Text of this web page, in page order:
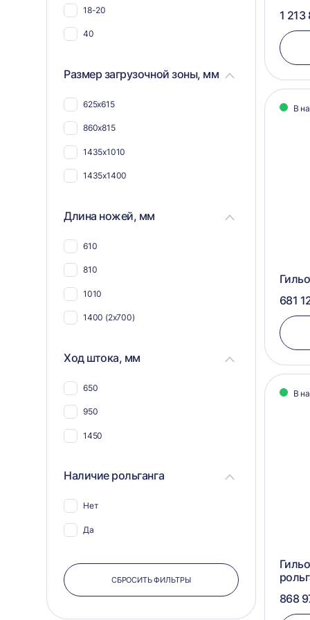
18-20
40
Размер загрузочной зоны, мм
625х615
860х815
1435х1010
1435х1400
Длина ножей, мм
610
810
1010
1400 (2x700)
Ход штока, мм
650
950
1450
Наличие рольганга
Нет
Да
СБРОСИТЬ ФИЛЬТРЫ
1
В
681
В
868